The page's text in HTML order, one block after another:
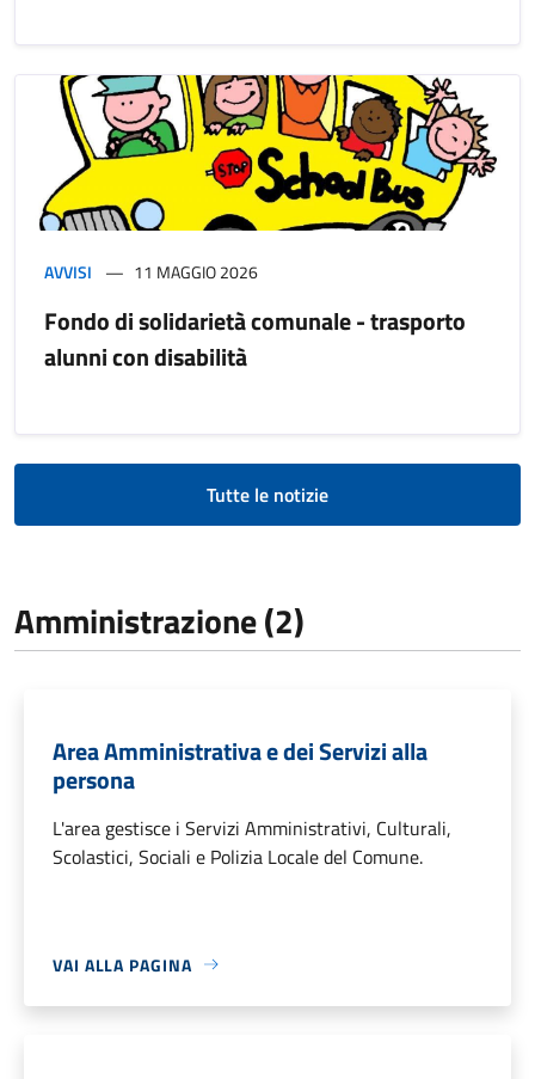
AVVISI 11 MAGGIO 2026
Fondo di solidarietà comunale - trasporto
alunni con disabilità
Tutte le notizie
Amministrazione (2)
Area Amministrativa e dei Servizi alla
persona
L'area gestisce i Servizi Amministrativi, Culturali,
Scolastici, Sociali e Polizia Locale del Comune.
VAI ALLA PAGINA